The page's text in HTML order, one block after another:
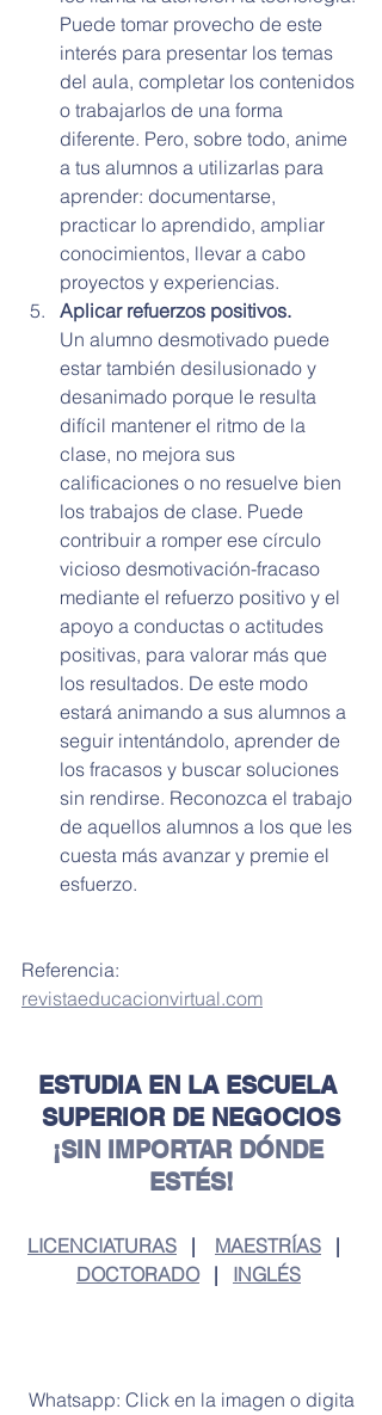
Puede tomar provecho de este
interés para presentar los temas
del aula, completar los contenidos
o trabajarlos de una forma
diferente. Pero, sobre todo, anime
a tus alumnos a utilizarlas para
aprender: documentarse,
practicar lo aprendido, ampliar
conocimientos, llevar a cabo
proyectos y experiencias.
Aplicar refuerzos positivos.
Un alumno desmotivado puede
estar también desilusionado y
desanimado porque le resulta
difícil mantener el ritmo de la
clase, no mejora sus
calificaciones o no resuelve bien
los trabajos de clase. Puede
contribuir a romper ese círculo
vicioso desmotivación-fracaso
mediante el refuerzo positivo y el
apoyo a conductas o actitudes
positivas, para valorar más que
los resultados. De este modo
estará animando a sus alumnos a
seguir intentándolo, aprender de
los fracasos y buscar soluciones
sin rendirse. Reconozca el trabajo
de aquellos alumnos a los que les
cuesta más avanzar y premie el
esfuerzo.
Referencia:
revistaeducacionvirtual.com
ESTUDIA EN LA ESCUELA
SUPERIOR DE NEGOCIOS
¡SIN IMPORTAR DÓNDE
ESTÉS!
LICENCIATURAS
   |
MAESTRÍAS
   |
DOCTORADO
   |
INGLÉS